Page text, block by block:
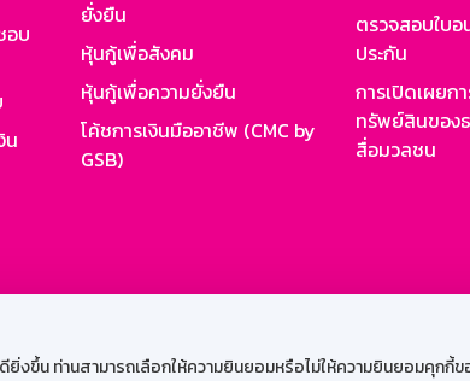
ขึ้น ท่านสามารถเลือกให้ความยินยอมหรือไม่ให้ความยินยอมคุกกี้ข
อบ
น
ยั่งยืน
หุ้นกู้เพื่อสังคม
หุ้นกู้เพื่อความยั่งยืน
โค้ชการเงินมืออาชีพ (CMC by
GSB)
ตรวจสอบใบ
ประกัน
การเปิดเผยก
ทรัพย์สินของ
สื่อมวลชน